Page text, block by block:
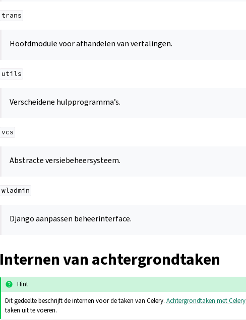
trans
Hoofdmodule voor afhandelen van vertalingen.
utils
Verscheidene hulpprogramma’s.
vcs
Abstracte versiebeheersysteem.
wladmin
Django aanpassen beheerinterface.
Internen van achtergrondtaken
Hint
Dit gedeelte beschrijft de internen voor de taken van Celery.Achtergrondtaken met Celery
taken uit te voeren.